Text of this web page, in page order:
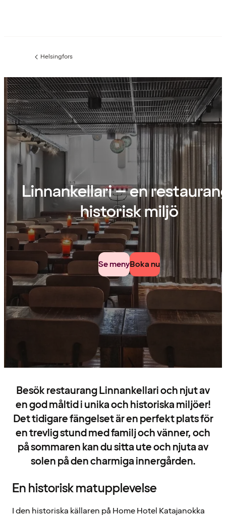
Föregående
Helsingfors
Linnankellari – en
historisk miljö
Se menyBoka nu
Besök restaurang Linnankellari och njut av
en god måltid i unika och historiska miljöer!
Det tidigare fängelset är en perfekt plats för
en trevlig stund med familj och vänner, och
på sommaren kan du sitta ute och njuta av
solen på den charmiga innergården.
En historisk matupplevelse
I den historiska källaren på Home Hotel Katajanokka